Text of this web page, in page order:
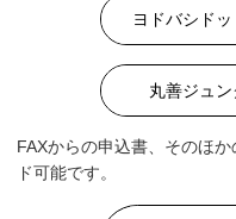
ヨドバシド
丸善ジュ
FAXからの申込書、そのほ
ド可能です。